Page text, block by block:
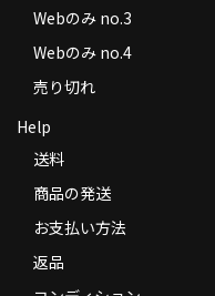
Webのみ no.3
Webのみ no.4
売り切れ
Help
送料
商品の発送
お支払い方法
返品